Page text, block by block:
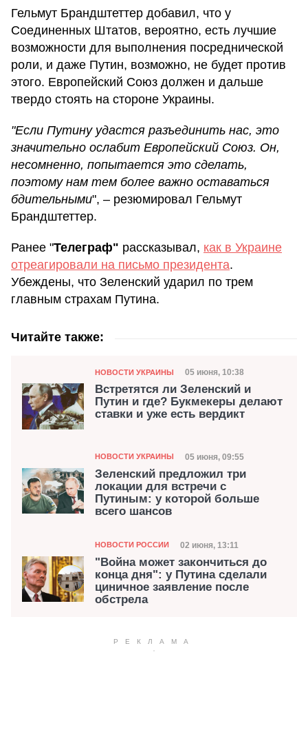
Гельмут Брандштеттер добавил, что у
Соединенных Штатов, вероятно, есть лучшие
возможности для выполнения посреднической
роли, и даже Путин, возможно, не будет против
этого. Европейский Союз должен и дальше
твердо стоять на стороне Украины.
"Если Путину удастся разъединить нас, это
значительно ослабит Европейский Союз. Он,
несомненно, попытается это сделать,
поэтому нам тем более важно оставаться
бдительными", – резюмировал Гельмут
Брандштеттер.
Ранее "Телеграф" рассказывал, как в Украине
отреагировали на письмо президента.
Убеждены, что Зеленский ударил по трем
главным страхам Путина.
Читайте также:
Категория
НОВОСТИ УКРАИНЫ Дата публикации
05 июня, 10:38
Встретятся ли Зеленский и
Путин и где? Букмекеры делают
ставки и уже есть вердикт
Категория
НОВОСТИ УКРАИНЫ Дата публикации
05 июня, 09:55
Зеленский предложил три
локации для встречи с
Путиным: у которой больше
всего шансов
Категория
НОВОСТИ РОССИИ Дата публикации
02 июня, 13:11
"Война может закончиться до
конца дня": у Путина сделали
циничное заявление после
обстрела